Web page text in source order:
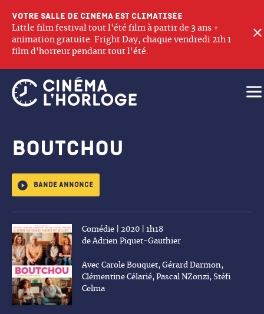
Votre salle de cinéma est climatisée
Little film festival tout l'été film à partir de 3 ans +
animation gratuite. Fright Day, chaque vendredi 21h 1
film d'horreur pendant tout l'été.
Boutchou
Bande annonce
Comédie | 2020 | 1h18
de Adrien Piquet-Gauthier
Avec Carole Bouquet, Gérard Darmon,
Clémentine Célarié, Pascal NZonzi, Stéfi
Celma